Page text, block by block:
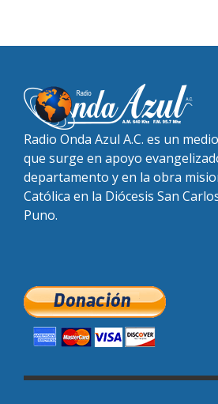
Radio Onda Azul A.C. es un
que surge en apoyo
departamento y en la obra
Católica en la Diócesis San
Puno.